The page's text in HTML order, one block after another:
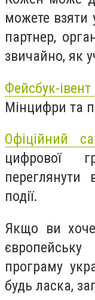
можете взяти
партнер,
звичайно, як
Фейсбук-івент
Мінцифри та
Офіційний
цифрової
переглянути
події.
Якщо ви
програму
будь ласка,